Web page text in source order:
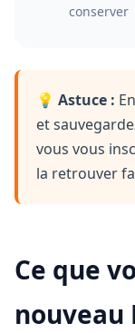
conserver
💡 Astuce :
et
vous vous
la retrouver
Ce que
nouveau